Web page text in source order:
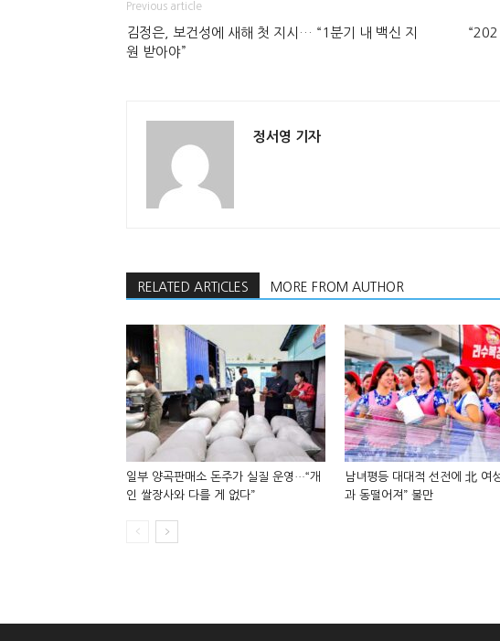
Previous article
김정은, 보건성에 새해 첫 지시… “1분기 내 백신 지
원 받아야”
정서영 기자
RELATED ARTICLES MORE FROM AUTHOR
일부 양곡판매소 돈주가 실질 운영…“개
인 쌀장사와 다를 게 없다”
남녀평등 대대적 선전에 北 여
과 동떨어져” 불만